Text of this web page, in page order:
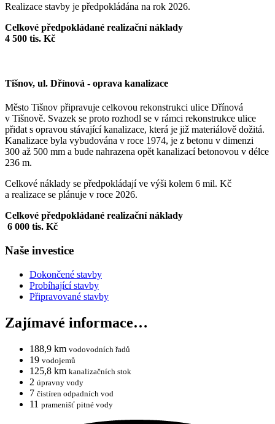
Realizace stavby je předpokládána na rok 2026.
Celkové předpokládané realizační náklady
4 500 tis. Kč
Tišnov, ul. Dřínová - oprava kanalizace
Město Tišnov připravuje celkovou rekonstrukci ulice Dřínová
v Tišnově. Svazek se proto rozhodl se v rámci rekonstrukce ulice
přidat s opravou stávající kanalizace, která je již materiálově dožitá.
Kanalizace byla vybudována v roce 1974, je z betonu v dimenzi
300 až 500 mm a bude nahrazena opět kanalizací betonovou v délce
236 m.
Celkové náklady se předpokládají ve výši kolem 6 mil. Kč
a realizace se plánuje v roce 2026.
Celkové předpokládané realizační náklady
6 000 tis. Kč
Naše investice
Dokončené stavby
Probíhající stavby
Připravované stavby
Zajímavé informace…
188,9 km vodovodních řadů
19 vodojemů
125,8 km kanalizačních stok
2 úpravny vody
7 čistíren odpadních vod
11 pramenišť pitné vody